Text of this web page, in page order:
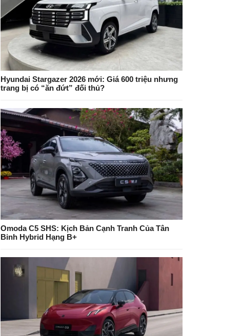
Hyundai Stargazer 2026 mới: Giá 600 triệu nhưng
trang bị có “ăn đứt” đối thủ?
Omoda C5 SHS: Kịch Bản Cạnh Tranh Của Tân
Binh Hybrid Hạng B+